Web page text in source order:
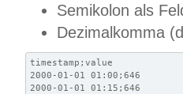
Semikolon als
Dezimalkomma
timestamp;value
2000-01-01 01:00;646
2000-01-01 01:15;646